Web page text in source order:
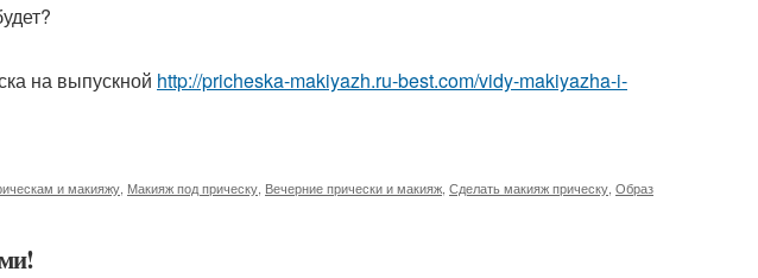
на выпускной http://pricheska-makiyazh.ru-best.com/vidy-makiyazha-i-
и макияжу Макияж под прическу Вечерние прически и макияж Сделать макияж прическу Образ